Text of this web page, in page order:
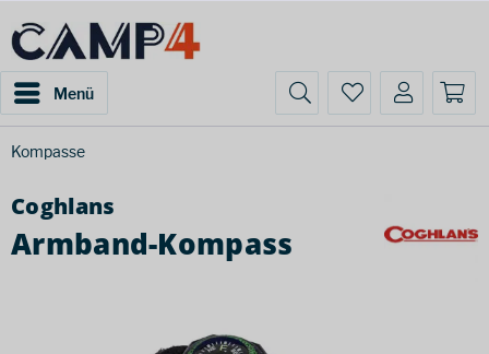
Menü
Kompasse
Coghlans
Armband-Kompass